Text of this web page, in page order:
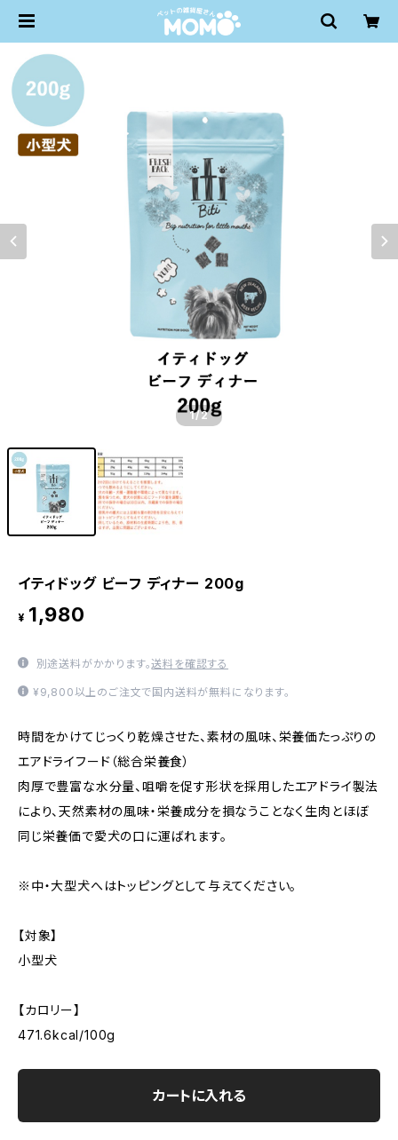
1/2
イティドッグ ビーフ ディナー 200g
¥ 1,980
別途送料がかかります。送料を確認する
¥9,800以上のご注文で国内送料が無料になります。
時間をかけてじっくり乾燥させた、素材の風味、栄養価たっぷりの
エアドライフード（総合栄養食）
肉厚で豊富な水分量、咀嚼を促す形状を採用したエアドライ製法
により、天然素材の風味・栄養成分を損なうことなく生肉とほぼ
同じ栄養価で愛犬の口に運ばれます。
※中・大型犬へはトッピングとして与えてください。
【対象】
小型犬
【カロリー】
471.6kcal/100g
カートに入れる